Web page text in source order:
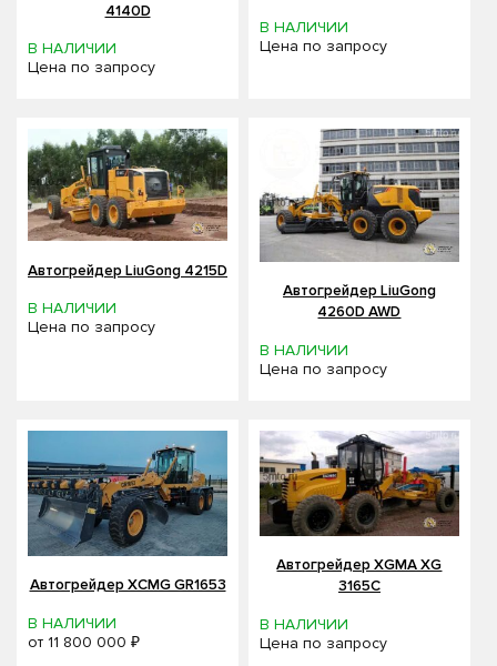
4140D
В НАЛИЧИИ
Цена по запросу
В НАЛИЧИИ
Цена по запросу
Автогрейдер LiuGong 4215D
В НАЛИЧИИ
Цена по запросу
Автогрейдер LiuGong
4260D AWD
В НАЛИЧИИ
Цена по запросу
Автогрейдер XCMG GR1653
В НАЛИЧИИ
от 11 800 000 ₽
Автогрейдер XGMA XG
3165C
В НАЛИЧИИ
Цена по запросу